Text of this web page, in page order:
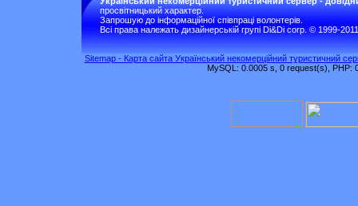
просвітницький характер.
Запрошую до інформаційної співпраці волонтерів.
Всі права належать дизайнерській групі Di&Di corp. © 1999-2011
Sitemap - Карта сайта Український некомерційний туристичний
MySQL: 0.0005 s, 0 request(s), PHP: